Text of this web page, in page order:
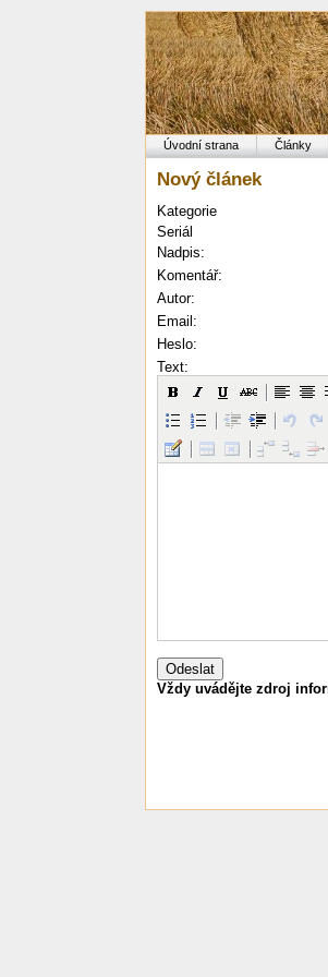
Úvodní strana Články
Nový článek
Kategorie
Seriál
Nadpis:
Komentář:
Autor:
Email:
Heslo:
Text:
Vždy uvádějte zdroj